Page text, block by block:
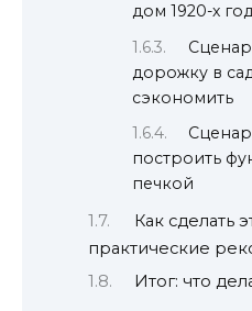
дом 1920-х
дорожку в
сэкономить
построить
печкой
Как сделать
практические
Итог: что